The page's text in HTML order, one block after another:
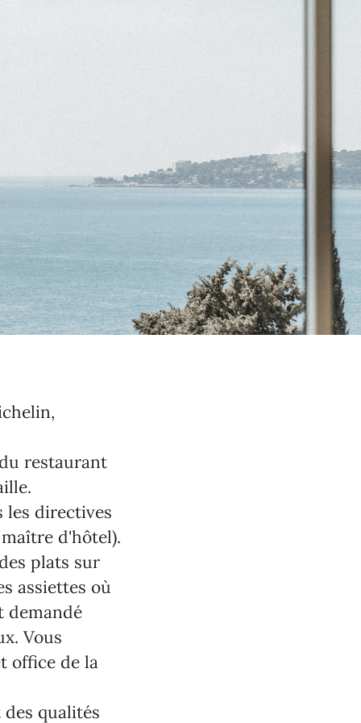
restaurant
les directives
d'hôtel).
plats sur
assiettes où
demandé
Vous
office de la
qualités